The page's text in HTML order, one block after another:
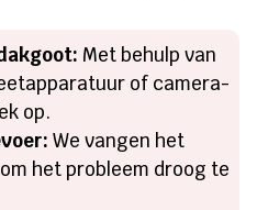
Met behulp van
of camera-
op.
We vangen het
het probleem droog te